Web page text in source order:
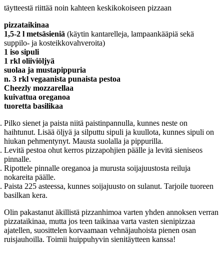
täytteestä riittää noin kahteen keskikokoiseen pizzaan
pizzataikinaa
1,5-2 l metsäsieniä (käytin kantarelleja, lampaankääpiä sekä
suppilo- ja kosteikkovahveroita)
1 iso sipuli
1 rkl oliiviöljyä
suolaa ja mustapippuria
n. 3 rkl vegaanista punaista pestoa
Cheezly mozzarellaa
kuivattua oreganoa
tuoretta basilikaa
Pilko sienet ja paista niitä paistinpannulla, kunnes neste on
haihtunut. Lisää öljyä ja silputtu sipuli ja kuullota, kunnes sipuli on
hiukan pehmentynyt. Mausta suolalla ja pippurilla.
Levitä pestoa ohut kerros pizzapohjien päälle ja levitä sieniseos
pinnalle.
Ripottele pinnalle oreganoa ja murusta soijajuustosta reiluja
nokareita päälle.
Paista 225 asteessa, kunnes soijajuusto on sulanut. Tarjoile tuoreen
basilkan kera.
Olin pakastanut äkillistä pizzanhimoa varten yhden annoksen verran
pizzataikinaa, mutta jos teen taikinaa varta vasten sienipizzaa
ajatellen, suosittelen korvaamaan vehnäjauhoista pienen osan
ruisjauhoilla. Toimii huippuhyvin sienitäytteen kanssa!